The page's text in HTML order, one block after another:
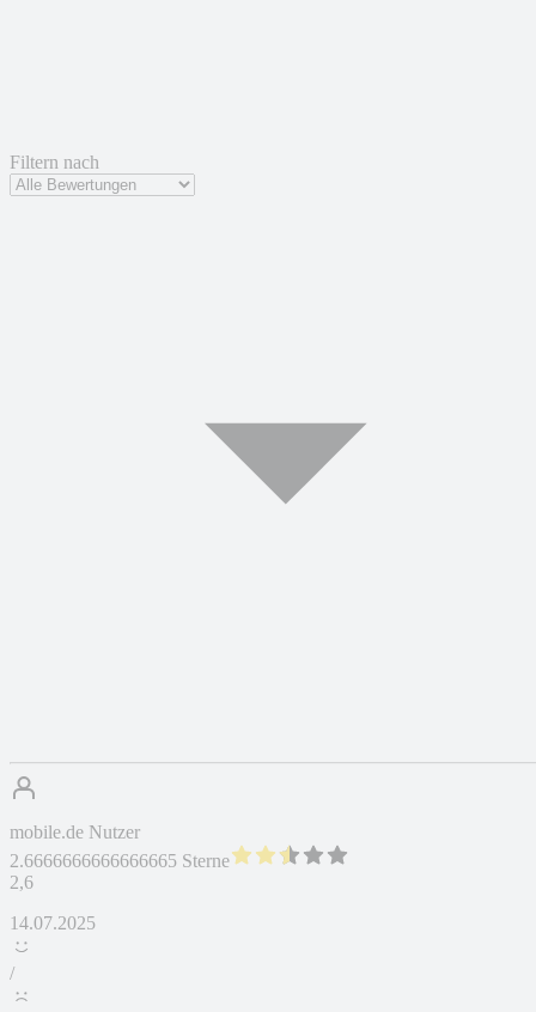
Filtern nach
mobile.de Nutzer
2.6666666666666665 Sterne
2,6
14.07.2025
/